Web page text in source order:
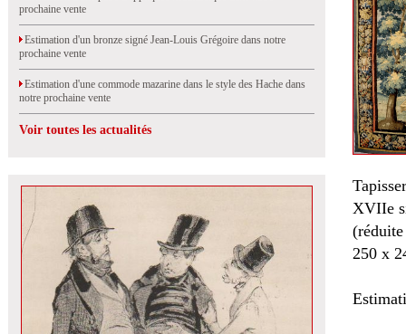
prochaine vente
Estimation d'un bronze signé Jean-Louis Grégoire dans notre
prochaine vente
Estimation d'une commode mazarine dans le style des Hache dans
notre prochaine vente
Voir toutes les actualités
XVIIe
250 x